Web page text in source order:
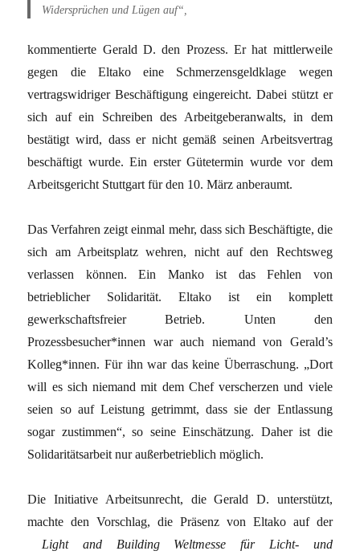
Widersprüchen und Lügen auf“,
kommentierte Gerald D. den Prozess. Er hat mittlerweile
gegen die Eltako eine Schmerzensgeldklage wegen
vertragswidriger Beschäftigung eingereicht. Dabei stützt er
sich auf ein Schreiben des Arbeitgeberanwalts, in dem
bestätigt wird, dass er nicht gemäß seinen Arbeitsvertrag
beschäftigt wurde. Ein erster Gütetermin wurde vor dem
Arbeitsgericht Stuttgart für den 10. März anberaumt.
Das Verfahren zeigt einmal mehr, dass sich Beschäftigte, die
sich am Arbeitsplatz wehren, nicht auf den Rechtsweg
verlassen können. Ein Manko ist das Fehlen von
betrieblicher Solidarität. Eltako ist ein komplett
gewerkschaftsfreier Betrieb. Unten den
Prozessbesucher*innen war auch niemand von Gerald’s
Kolleg*innen. Für ihn war das keine Überraschung. „Dort
will es sich niemand mit dem Chef verscherzen und viele
seien so auf Leistung getrimmt, dass sie der Entlassung
sogar zustimmen“, so seine Einschätzung. Daher ist die
Solidaritätsarbeit nur außerbetrieblich möglich.
Die Initiative Arbeitsunrecht, die Gerald D. unterstützt,
machte den Vorschlag, die Präsenz von Eltako auf der
Light and Building Weltmesse für Licht- und